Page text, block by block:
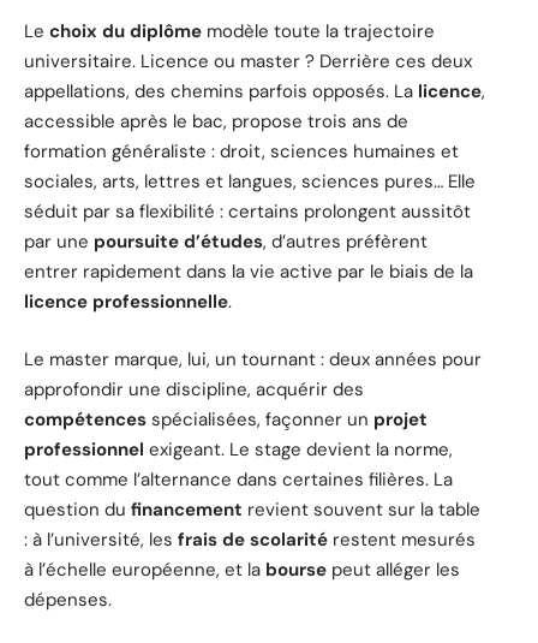
Le choix du diplôme modèle toute la trajectoire
universitaire. Licence ou master ? Derrière ces deux
appellations, des chemins parfois opposés. La licence,
accessible après le bac, propose trois ans de
formation généraliste : droit, sciences humaines et
sociales, arts, lettres et langues, sciences pures… Elle
séduit par sa flexibilité : certains prolongent aussitôt
par une poursuite d’études, d’autres préfèrent
entrer rapidement dans la vie active par le biais de la
licence professionnelle.
Le master marque, lui, un tournant : deux années pour
approfondir une discipline, acquérir des
compétences spécialisées, façonner un projet
professionnel exigeant. Le stage devient la norme,
tout comme l’alternance dans certaines filières. La
question du financement revient souvent sur la table
: à l’université, les frais de scolarité restent mesurés
à l’échelle européenne, et la bourse peut alléger les
dépenses.